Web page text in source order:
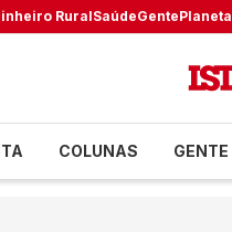
RuralSaúdeGentePlaneta
COLUNAS GENTE